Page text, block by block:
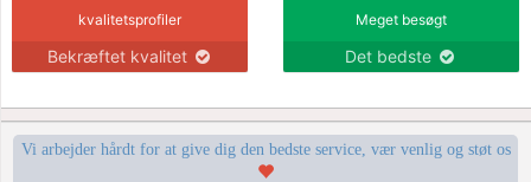
kvalitetsprofiler
Bekræftet kvalitet
Meget besøgt
Det bedste
Vi arbejder hårdt for at give dig den bedste service, vær venlig og støt os